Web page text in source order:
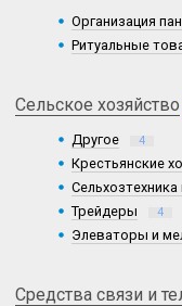
Организация
Ритуальные
Сельское хозяйство
Другое 4
Крестьянские
Трейдеры 4
Элеваторы и
Средства связи и